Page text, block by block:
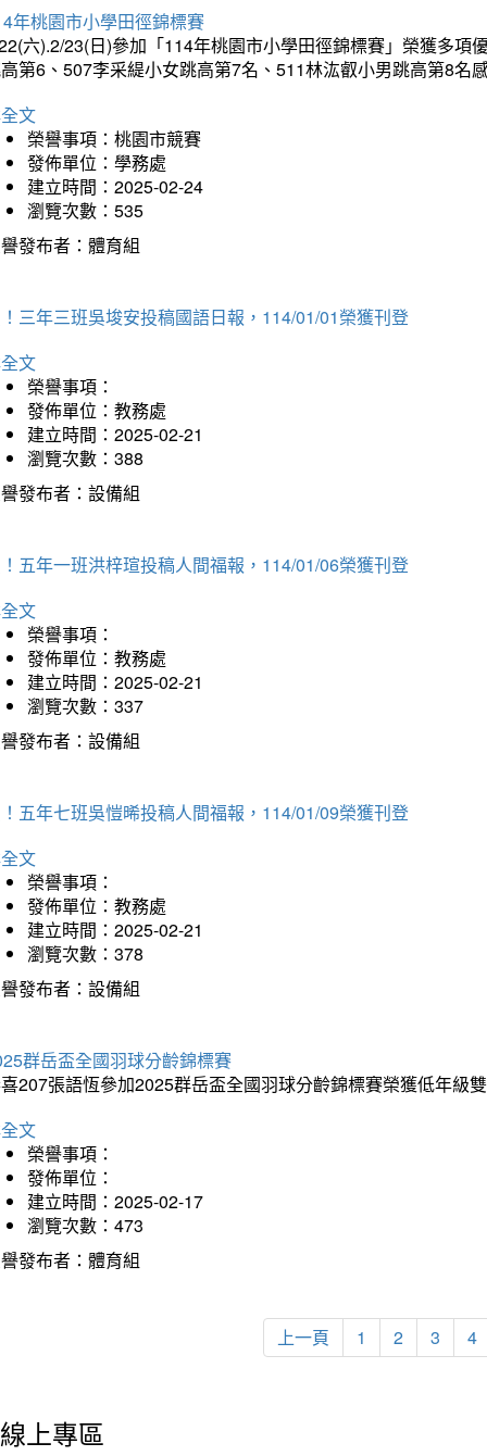
年桃園市小學田徑錦標賽
六).2/23(日)參加「114年桃園市小學田徑錦標賽」榮獲多
第6、507李采緹小女跳高第7名、511林汯叡小男跳高第8名
文
榮譽事項：桃園市競賽
發佈單位：學務處
建立時間：2025-02-24
瀏覽次數：535
發布者：體育組
三年三班吳埈安投稿國語日報，114/01/01榮獲刊登
文
榮譽事項：
發佈單位：教務處
建立時間：2025-02-21
瀏覽次數：388
發布者：設備組
五年一班洪梓瑄投稿人間福報，114/01/06榮獲刊登
文
榮譽事項：
發佈單位：教務處
建立時間：2025-02-21
瀏覽次數：337
發布者：設備組
五年七班吳愷晞投稿人間福報，114/01/09榮獲刊登
文
榮譽事項：
發佈單位：教務處
建立時間：2025-02-21
瀏覽次數：378
發布者：設備組
群岳盃全國羽球分齡錦標賽
207張語恆參加2025群岳盃全國羽球分齡錦標賽榮獲低年級
文
榮譽事項：
發佈單位：
建立時間：2025-02-17
瀏覽次數：473
發布者：體育組
上一頁 1 2 3 4
線上專區